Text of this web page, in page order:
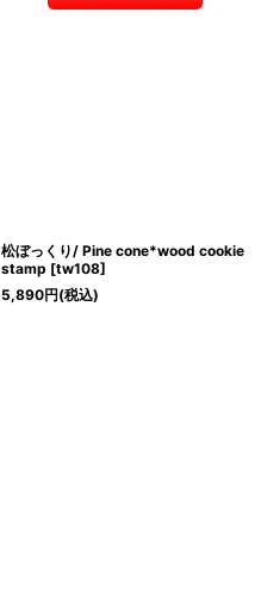
松ぼっくり/ Pine cone*wood cookie
stamp [tw108]
5,890円(税込)